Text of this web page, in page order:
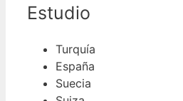
Estudio
Turquía
España
Suecia